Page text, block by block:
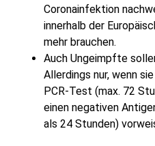
Coronainfektion
innerhalb der
mehr brauchen.
Auch Ungeimpfte
Allerdings nur, wenn
PCR-Test (max. 72
einen negativen
als 24 Stunden)